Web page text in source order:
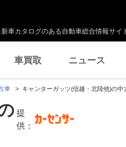
車カタログのある自動車総合情報サイ
車買取 ニュース
車 キャンターガッツ(信越・北陸他)の中
提
供：